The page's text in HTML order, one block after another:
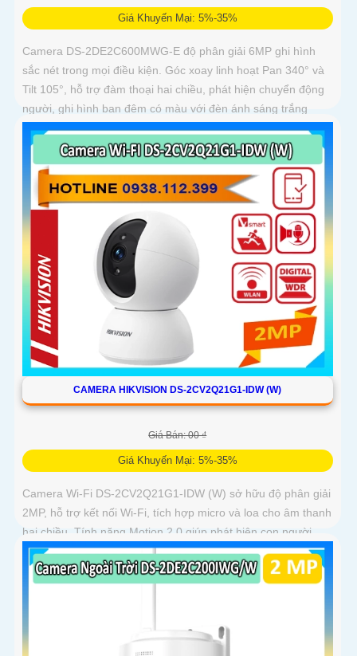
Giá Khuyến Mại: 5%-35%
Camera DS-2DE2C600MWG-E độ phân giải 6MP ghi hình
sắc nét trong mọi điều kiện. Góc xoay linh hoạt Pan 340° và
Tilt 105°, hỗ trợ đàm thoại hai chiều, phát hiện chuyển động
người, ghi hình ban đêm có màu với đèn ánh sáng trắng
30m, lưu trữ lên tới 512GB, phù hợp giám sát toàn diện
CAMERA HIKVISION DS-2CV2Q21G1-IDW (W)
Giá Bán: 00 ₫
Giá Khuyến Mại: 5%-35%
Camera Wi-Fi DS-2CV2Q21G1-IDW (W) sở hữu độ phân giải
2MP, hỗ trợ kết nối Wi-Fi, tích hợp micro và loa cho âm thanh
hai chiều. Tính năng Motion 2.0 giúp phát hiện con người
chính xác